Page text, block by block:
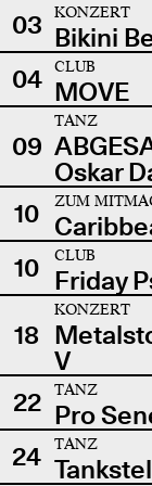
03
KONZERT
Bikini
04
CLUB
MOVE
09
TANZ
Oskar
10
ZUM
10
CLUB
Friday
18
KONZERT
V
22
TANZ
Pro
24
TANZ